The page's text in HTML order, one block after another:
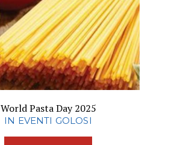
World Pasta Day 2025
IN EVENTI GOLOSI